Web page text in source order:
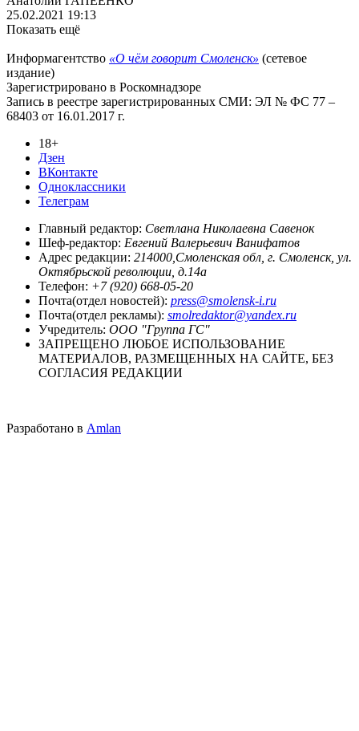
25.02.2021 19:13
Показать ещё
Информагентство «О чём говорит Смоленск» (сетевое
издание)
Зарегистрировано в Роскомнадзоре
Запись в реестре зарегистрированных СМИ: ЭЛ № ФС 77 –
68403 от 16.01.2017 г.
18+
Дзен
ВКонтакте
Одноклассники
Телеграм
Главный редактор: Светлана Николаевна Савенок
Шеф-редактор: Евгений Валерьевич Ванифатов
Адрес редакции: 214000,Смоленская обл, г. Смоленск, ул.
Октябрьской революции, д.14а
Телефон: +7 (920) 668-05-20
Почта(отдел новостей): press@smolensk-i.ru
Почта(отдел рекламы): smolredaktor@yandex.ru
Учредитель: ООО "Группа ГС"
ЗАПРЕЩЕНО ЛЮБОЕ ИСПОЛЬЗОВАНИЕ
МАТЕРИАЛОВ, РАЗМЕЩЕННЫХ НА САЙТЕ, БЕЗ
СОГЛАСИЯ РЕДАКЦИИ
Разработано в Amlan